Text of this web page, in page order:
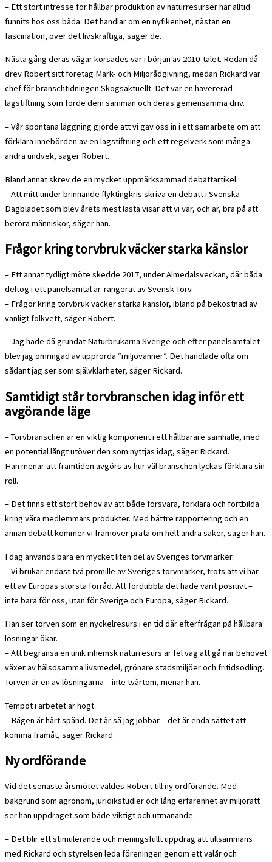
– Ett stort intresse för hållbar produktion av naturresurser har alltid
funnits hos oss båda. Det handlar om en nyfikenhet, nästan en
fascination, över det livskraftiga, säger de.
Nästa gång deras vägar korsades var i början av 2010-talet. Redan då
drev Robert sitt företag Mark- och Miljörådgivning, medan Rickard var
chef för branschtidningen Skogsaktuellt. Det var en havererad
lagstiftning som förde dem samman och deras gemensamma driv.
– Vår spontana läggning gjorde att vi gav oss in i ett samarbete om att
förklara innebörden av en lagstiftning och ett regelverk som många
andra undvek, säger Robert.
Bland annat skrev de en mycket uppmärksammad debattartikel.
– Att mitt under brinnande flyktingkris skriva en debatt i Svenska
Dagbladet som blev årets mest lästa visar att vi var, och är, bra på att
beröra människor, säger han.
Frågor kring torvbruk väcker starka känslor
– Ett annat tydligt möte skedde 2017, under Almedalsveckan, där båda
deltog i ett panelsamtal ar-rangerat av Svensk Torv.
– Frågor kring torvbruk väcker starka känslor, ibland på bekostnad av
vanligt folkvett, säger Robert.
– Jag hade då grundat Naturbrukarna Sverige och efter panelsamtalet
blev jag omringad av upprörda “miljövänner”. Det handlade ofta om
sådant jag ser som självklarheter, säger Rickard.
Samtidigt står torvbranschen idag inför ett
avgörande läge
– Torvbranschen är en viktig komponent i ett hållbarare samhälle, med
en potential långt utöver den som nyttjas idag, säger Rickard.
Han menar att framtiden avgörs av hur väl branschen lyckas förklara sin
roll.
– Det finns ett stort behov av att både försvara, förklara och fortbilda
kring våra medlemmars produkter. Med bättre rapportering och en
annan debatt kommer vi framöver prata om helt andra saker, säger han.
I dag används bara en mycket liten del av Sveriges torvmarker.
– Vi brukar endast två promille av Sveriges torvmarker, trots att vi har
ett av Europas största förråd. Att fördubbla det hade varit positivt –
inte bara för oss, utan för Sverige och Europa, säger Rickard.
Han ser torven som en nyckelresurs i en tid där efterfrågan på hållbara
lösningar ökar.
– Att begränsa en unik inhemsk naturresurs är fel väg att gå när behovet
växer av hälsosamma livsmedel, grönare stadsmiljöer och fritidsodling.
Torven är en av lösningarna – inte tvärtom, menar han.
Tempot i arbetet är högt.
– Bågen är hårt spänd. Det är så jag jobbar – det är enda sättet att
komma framåt, säger Rickard.
Ny ordförande
Vid det senaste årsmötet valdes Robert till ny ordförande. Med
bakgrund som agronom, juridikstudier och lång erfarenhet av miljörätt
ser han uppdraget som både viktigt och utmanande.
– Det blir ett stimulerande och meningsfullt uppdrag att tillsammans
med Rickard och styrelsen leda föreningen genom ett valår och